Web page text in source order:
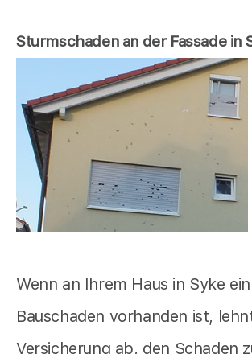
Sturmschaden an der Fassade in
Wenn an Ihrem Haus in Syke
Bauschaden vorhanden ist,
Versicherung ab, den Schaden